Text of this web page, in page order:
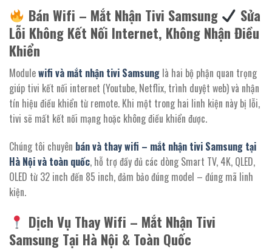
Bán Wifi – Mắt Nhận Tivi Samsung
Sửa
Lỗi Không Kết Nối Internet, Không Nhận Điều
Khiển
Modulewifi và mắt nhận tivi Samsung là hai bộ phận quan trọng
giúp tivi kết nối internet (Youtube, Netflix, trình duyệt web) và nhận
tín hiệu điều khiển từ remote. Khi một trong hai linh kiện này bị lỗi,
tivi sẽ mất kết nối mạng hoặc không điều khiển được.
Chúng tôi chuyên bán và thay wifi – mắt nhận tivi Samsung tại
Hà Nội và toàn quốc, hỗ trợ đầy đủ các dòng Smart TV, 4K, QLED,
OLED từ 32 inch đến 85 inch, đảm bảo đúng model – đúng mã linh
kiện.
Dịch Vụ Thay Wifi – Mắt Nhận Tivi
Samsung Tại Hà Nội & Toàn Quốc